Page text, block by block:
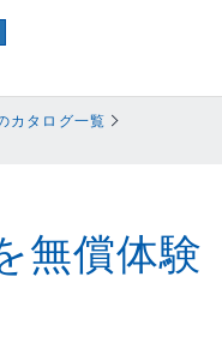
カタログ一覧
無償体